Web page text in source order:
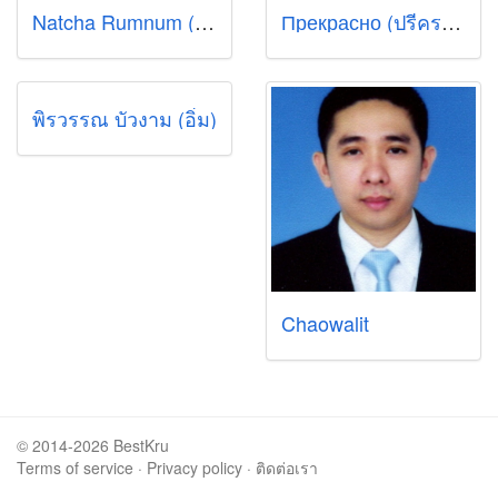
Natcha Rumnum (พี่ณัฐ) Прекрасно (ปรีคราสน่า)
พิรวรรณ บัวงาม (อิ่ม)
Chaowalit
© 2014-2026 BestKru
Terms of service · Privacy policy · ติดต่อเรา